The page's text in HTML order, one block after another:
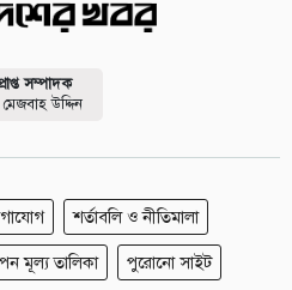
সম্পাদক
উদ্দিন
শর্তাবলি ও নীতিমালা
মূল্য তালিকা পুরোনো সাইট